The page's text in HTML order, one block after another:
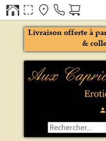
person
Livraison offerte à
&